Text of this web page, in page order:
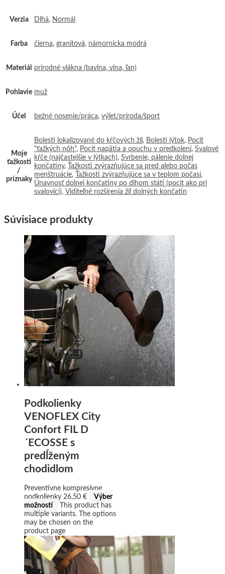
Verzia Dlhá, Normál
Farba čierna, granitová, námornícka modrá
Materiál prírodné vlákna (bavlna, vlna, ľan)
Pohlavie muž
Účel bežné nosenie/práca, výlet/príroda/šport
Moje
ťažkosti
/
príznaky
Bolesti lokalizované do kŕčových žíl , Bolesti lýtok, Pocit
"ťažkých nôh", Pocit napätia a opuchu v predkolení, Svalové
kŕče (najčastejšie v lýtkach), Svrbenie, pálenie dolnej
končatiny,
Ťažkosti zvýrazňujúce sa pred alebo počas
menštruácie, Ťažkosti zvýrazňujúce sa v teplom počasí,
Únavnosť dolnej končatiny po dlhom státi (pocit ako pri
svalovici), Viditeľné rozšírenia žíl dolných končatín
Súvisiace produkty
Podkolienky
VENOFLEX City
Confort FIL D
´ECOSSE s
predĺženým
chodidlom
Preventívne kompresívne
podkolienky 26,50 €
Výber
možností
This product has
multiple variants. The options
may be chosen on the
product page